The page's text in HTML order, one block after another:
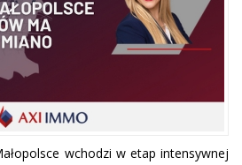
wchodzi w etap intensywnej